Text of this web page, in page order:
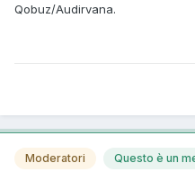
Qobuz/Audirvana.
Moderatori Questo è un